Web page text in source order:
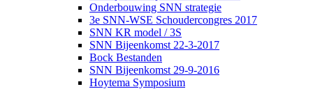
Onderbouwing SNN strategie
3e SNN-WSE Schoudercongres 2017
SNN KR model / 3S
SNN Bijeenkomst 22-3-2017
Bock Bestanden
SNN Bijeenkomst 29-9-2016
Hoytema Symposium